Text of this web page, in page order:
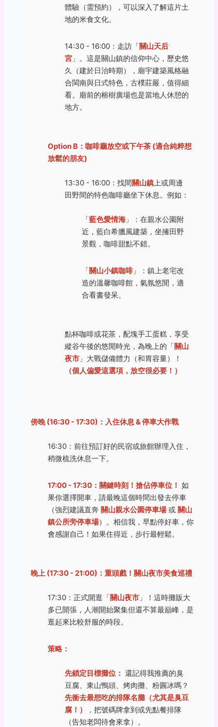
體驗（需預約），可以深入了解這片土
地的米食文化。
14:30 - 16:00：走訪「關山天后
宮 」。這是關山鎮的信仰中心，歷史悠
久（建於日治時期），廟宇建築風格融
合閩南與日式特色，古樸莊嚴，值得細
看。廟前的榕樹廣場也是當地人休憩的
地方。
Option B：咖啡廳放空或下午茶 (適合純粹想
放鬆的朋友)
13:30 - 16:00：找間關山鎮上或周邊
田野間的特色咖啡廳坐下休息。例如：
「藍色愛情海 」：在親水公園附
近，藍白希臘風建築，坐擁田野
景觀，咖啡甜點不錯。
「關山小鎮咖啡」：鎮上老宅改
造的溫馨咖啡館，氣氛悠閒，適
合看書發呆。
點杯咖啡或花茶，配塊手工蛋糕，享受
縱谷午後的悠閒時光，為晚上的「關山
夜市 」大戰儲備體力（和胃容量）！
（個人偏愛這選項，放空很必要！）
傍晚 (16:30 - 17:30)：入住休息 & 停車大作戰
16:30：前往預訂好的民宿或旅館辦理入住，
稍微梳洗休息一下。
17:00 - 17:30：關鍵時刻！搶佔停車位！ 如
果你選擇開車，請最晚這個時間出發去停車
（強烈建議直奔 關山親水公園停車場或 關山
鎮公所旁停車場）。相信我，早點停好車，你
會感謝自己！如果住得近，步行最輕鬆。
晚上 (17:30 - 21:00)：重頭戲！關山夜市美食巡禮
17:30：正式開逛「關山夜市 」！這時攤販大
多已開張，人潮開始聚集但還不算最巔峰，是
逛起來比較舒服的時段。
策略：
先鎖定目標攤位： 還記得我推薦的臭
豆腐、東山鴨頭、烤肉攤、粉圓冰嗎？
先衝去最想吃的排隊名攤（尤其是臭豆
腐！）
，把號碼牌拿到或先點餐排隊
（告知老闆待會來拿）。